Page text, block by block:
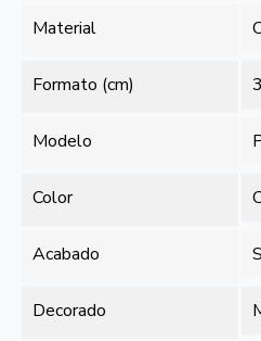
Material
Formato (cm)
Modelo
Color
Acabado
Decorado